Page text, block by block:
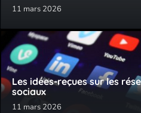
11 mars 2026
Les idées-reçues sur les
sociaux
11 mars 2026